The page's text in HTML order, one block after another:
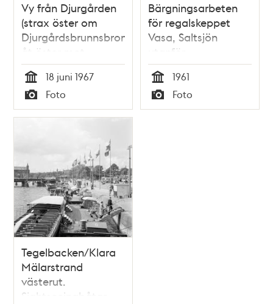
Vy från Djurgården
(strax öster om
Djurgårdsbrunnsbron)
åt öster mot
Djurgårdsbrunnskanalen.
Rundtursbåt på väg
mot Lilla Sjötullen
Tid
18 juni 1967
Typ
Foto
Bärgningsarbeten
för regalskeppet
Vasa, Saltsjön
utanför
Beckholmen. I
förgrunden
sightseeingbåt
Tid
1961
Typ
Foto
Tegelbacken/Klara
Mälarstrand
västerut.
Sightseeingbåtar